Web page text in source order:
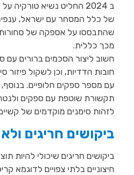
ב 2024 החליט נשיא
של כלל המסחר עם ישראל,
שהתבססו על אספקה של סחורות
מכך כללית.
חשוב ליצור הסכמים ברורים עם
חובות הדדיות, וכן לשקול פיזור
עם מספר ספקים חלופיים. בנוסף,
תקשורת שוטפת עם ספקים
לזהות סימנים מוקדמים של
ביקושים חריגים ולא
ביקושים חריגים שיכולי להיות
חיצוניים בלתי צפויים לדוגמא